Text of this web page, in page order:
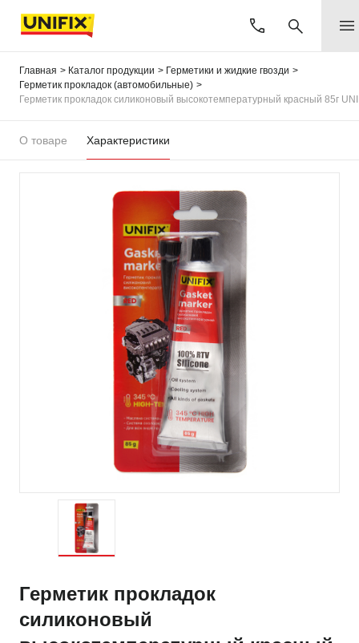
Главная Каталог продукции
Герметики и жидкие гвозди
Герметик прокладок (автомобильные)
Герметик прокладок силиконовый высокотемпературный красный 85г
О товаре Характеристики
Герметик прокладок
силиконовый